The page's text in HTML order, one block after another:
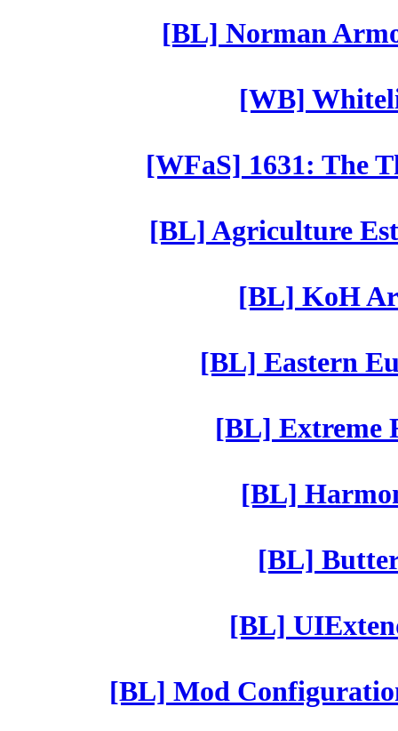
[BL] Norman
[WB]
[WFaS] 1631: The
[BL] Agriculture
[BL] KoH
[BL] Eastern
[BL] Extreme
[BL]
[BL]
[BL]
[BL] Mod